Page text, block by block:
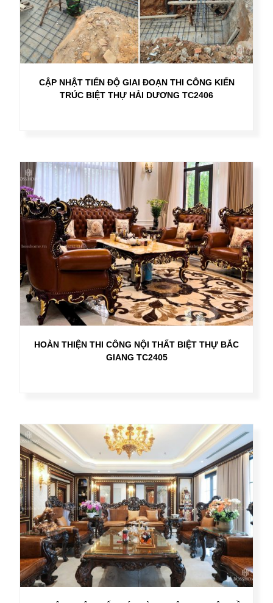
CẬP NHẬT TIẾN ĐỘ GIAI ĐOẠN THI CÔNG KIẾN
TRÚC BIỆT THỰ HẢI DƯƠNG TC2406
HOÀN THIỆN THI CÔNG NỘI THẤT BIỆT THỰ BẮC
GIANG TC2405